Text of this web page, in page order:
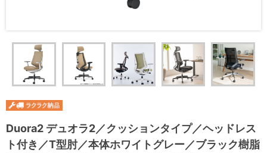
Duora2 デュオラ2／クッションタイプ／ヘッドレス
ト付き／T型肘／本体ホワイトグレー／ブラック樹脂